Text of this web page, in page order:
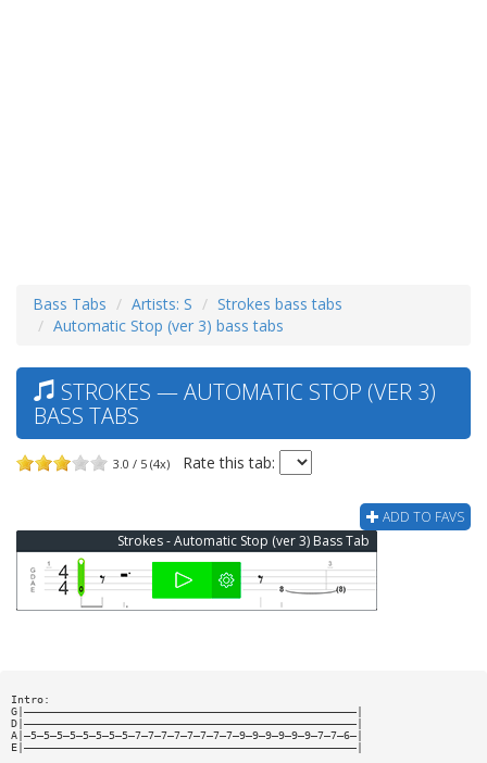
Bass Tabs Artists: S
Strokes bass tabs
Automatic Stop (ver 3) bass tabs
STROKES — AUTOMATIC STOP (VER 3)
BASS TABS
3.0 / 5 (4x) Rate this tab:
ADD TO FAVS
Strokes - Automatic Stop (ver 3) Bass Tab
Intro:
G|———————————————————————————————————————————————————|
D|———————————————————————————————————————————————————|
A|—5—5—5—5—5—5—5—5—7—7—7—7—7—7—7—7—9—9—9—9—9—9—7—7—6—|
E|———————————————————————————————————————————————————|